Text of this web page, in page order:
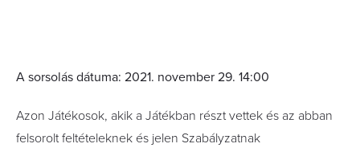
A sorsolás dátuma: 2021. november 29. 14:00
Azon Játékosok, akik a Játékban részt vettek és az abban
felsorolt feltételeknek és jelen Szabályzatnak